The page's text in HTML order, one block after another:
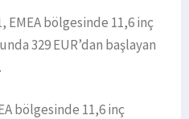
EMEA bölgesinde 11,6 inç
329 EUR’dan başlayan
bölgesinde 11,6 inç